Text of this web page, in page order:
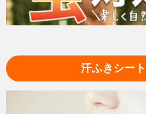
汗ふきシー